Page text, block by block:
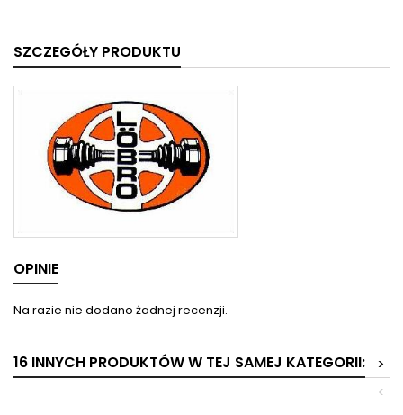
SZCZEGÓŁY PRODUKTU
OPINIE
Na razie nie dodano żadnej recenzji.
16 INNYCH PRODUKTÓW W TEJ SAMEJ KATEGORII:
>
<